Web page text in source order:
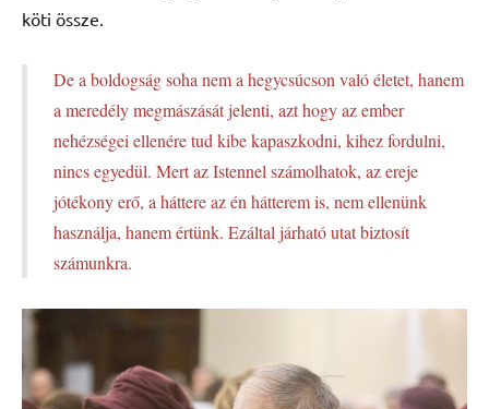
köti össze.
De a boldogság soha nem a hegycsúcson való életet, hanem
a meredély megmászását jelenti, azt hogy az ember
nehézségei ellenére tud kibe kapaszkodni, kihez fordulni,
nincs egyedül. Mert az Istennel számolhatok, az ereje
jótékony erő, a háttere az én hátterem is, nem ellenünk
használja, hanem értünk. Ezáltal járható utat biztosít
számunkra.